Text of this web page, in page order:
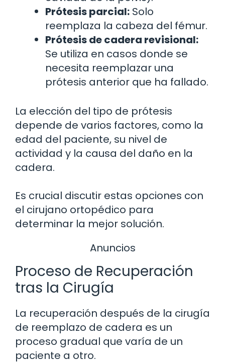
Prótesis parcial: Solo
reemplaza la cabeza del fémur.
Prótesis de cadera revisional:
Se utiliza en casos donde se
necesita reemplazar una
prótesis anterior que ha fallado.
La elección del tipo de prótesis
depende de varios factores, como la
edad del paciente, su nivel de
actividad y la causa del daño en la
cadera.
Es crucial discutir estas opciones con
el cirujano ortopédico para
determinar la mejor solución.
Anuncios
Proceso de Recuperación
tras la Cirugía
La recuperación después de la cirugía
de reemplazo de cadera es un
proceso gradual que varía de un
paciente a otro.